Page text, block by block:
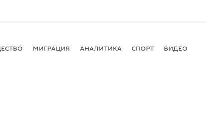
МИГРАЦИЯ АНАЛИТИКА СПОРТ ВИДЕО